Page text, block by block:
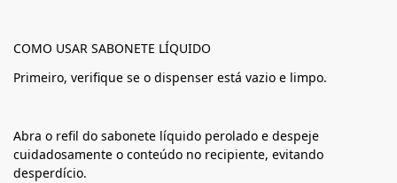
COMO USAR SABONETE LÍQUIDO
Primeiro, verifique se o dispenser está vazio e limpo.
Abra o refil do sabonete líquido perolado e despeje
cuidadosamente o conteúdo no recipiente, evitando
desperdício.